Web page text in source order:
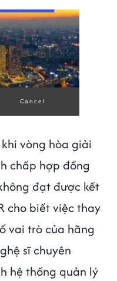
vòng hòa giải
chấp hợp đồng
đạt được kết
cho biết việc thay
vai trò của hãng
sĩ chuyên
hệ thống quản lý